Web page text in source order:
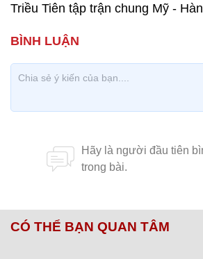
Triều Tiên tập trận chung Mỹ - Hàn
CÓ THỂ BẠN QUAN TÂM